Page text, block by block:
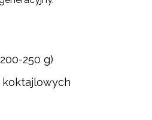
250 g)
koktajlowych